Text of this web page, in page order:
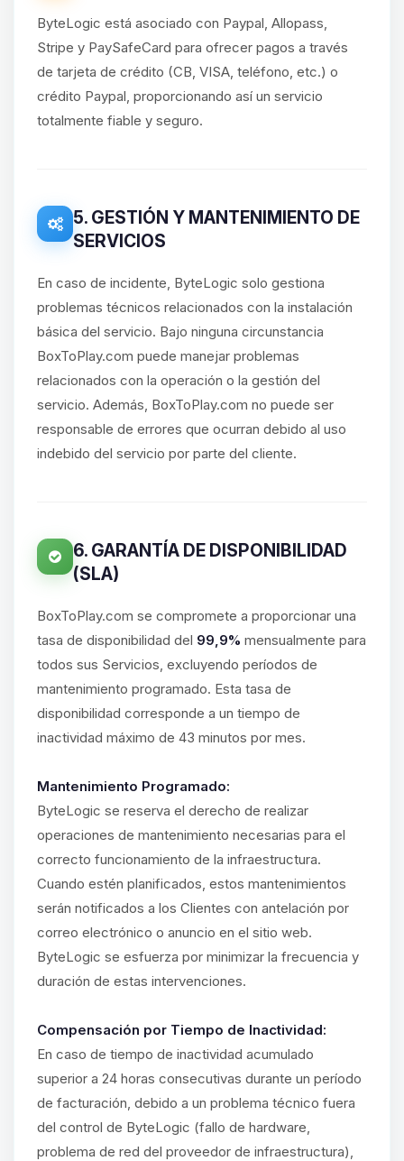
ByteLogic está asociado con Paypal, Allopass,
Stripe y PaySafeCard para ofrecer pagos a través
de tarjeta de crédito (CB, VISA, teléfono, etc.) o
crédito Paypal, proporcionando así un servicio
totalmente fiable y seguro.
5. GESTIÓN Y MANTENIMIENTO DE
SERVICIOS
En caso de incidente, ByteLogic solo gestiona
problemas técnicos relacionados con la instalación
básica del servicio. Bajo ninguna circunstancia
BoxToPlay.com puede manejar problemas
relacionados con la operación o la gestión del
servicio. Además, BoxToPlay.com no puede ser
responsable de errores que ocurran debido al uso
indebido del servicio por parte del cliente.
6. GARANTÍA DE DISPONIBILIDAD
(SLA)
BoxToPlay.com se compromete a proporcionar una
tasa de disponibilidad del 99,9% mensualmente para
todos sus Servicios, excluyendo períodos de
mantenimiento programado. Esta tasa de
disponibilidad corresponde a un tiempo de
inactividad máximo de 43 minutos por mes.
Mantenimiento Programado:
ByteLogic se reserva el derecho de realizar
operaciones de mantenimiento necesarias para el
correcto funcionamiento de la infraestructura.
Cuando estén planificados, estos mantenimientos
serán notificados a los Clientes con antelación por
correo electrónico o anuncio en el sitio web.
ByteLogic se esfuerza por minimizar la frecuencia y
duración de estas intervenciones.
Compensación por Tiempo de Inactividad:
En caso de tiempo de inactividad acumulado
superior a 24 horas consecutivas durante un período
de facturación, debido a un problema técnico fuera
del control de ByteLogic (fallo de hardware,
problema de red del proveedor de infraestructura),